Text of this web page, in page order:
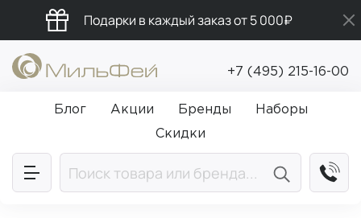
Подарки в каждый заказ от 5 000₽
Промокод ПРИВЕТ
Бесплатная доставка от 5 000₽
+7 (495) 215-16-00
Блог Акции Бренды
Наборы
Скидки